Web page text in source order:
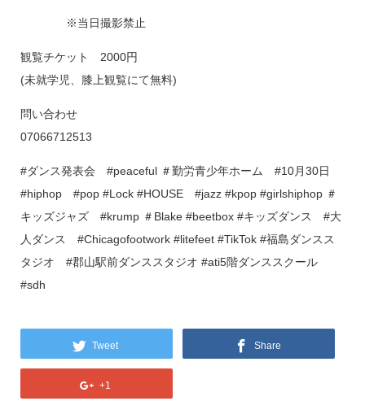
※当日撮影禁止
観覧チケット 2000円
(未就学児、膝上観覧にて無料)
問い合わせ
07066712513
#ダンス発表会 #peaceful ＃勤労青少年ホーム #10月30日
#hiphop #pop #Lock #HOUSE #jazz #kpop #girlshiphop ＃
キッズジャズ #krump ＃Blake #beetbox #キッズダンス #大
人ダンス #Chicagofootwork #litefeet #TikTok #福島ダンスス
タジオ #郡山駅前ダンススタジオ #ati5階ダンススクール
#sdh
Tweet Share
+1